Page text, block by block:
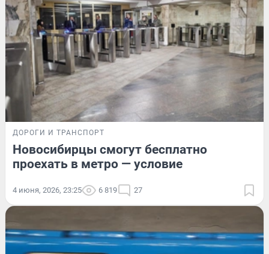
ДОРОГИ И ТРАНСПОРТ
Новосибирцы смогут бесплатно
проехать в метро — условие
4 июня, 2026, 23:25 6 819 27